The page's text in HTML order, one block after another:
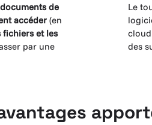
de
accéder (en
et les
par une
Le
des